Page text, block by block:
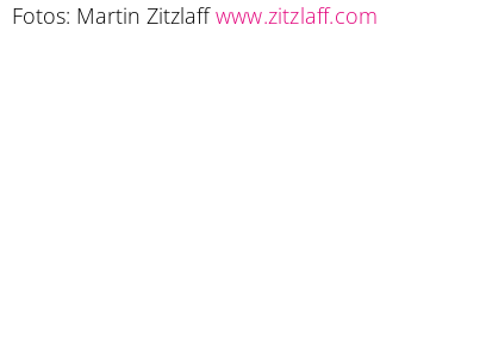
Fotos: Martin Zitzlaffwww.zitzlaff.com